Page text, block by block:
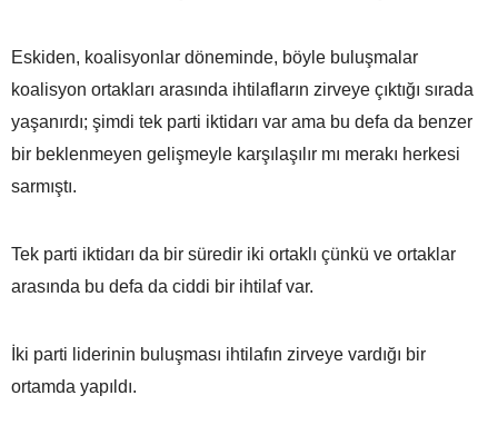
Eskiden, koalisyonlar döneminde, böyle buluşmalar
koalisyon ortakları arasında ihtilafların zirveye çıktığı sırada
yaşanırdı; şimdi tek parti iktidarı var ama bu defa da benzer
bir beklenmeyen gelişmeyle karşılaşılır mı merakı herkesi
sarmıştı.
Tek parti iktidarı da bir süredir iki ortaklı çünkü ve ortaklar
arasında bu defa da ciddi bir ihtilaf var.
İki parti liderinin buluşması ihtilafın zirveye vardığı bir
ortamda yapıldı.